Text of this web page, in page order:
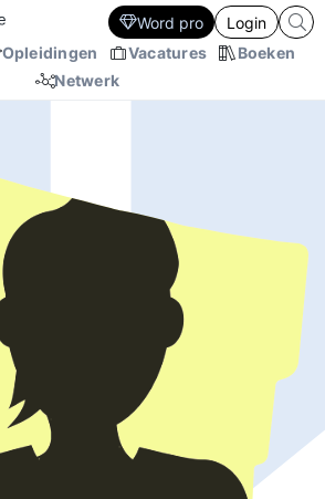
Opleidingen Vacatures
Boeken
Netwerk
Word pro Login